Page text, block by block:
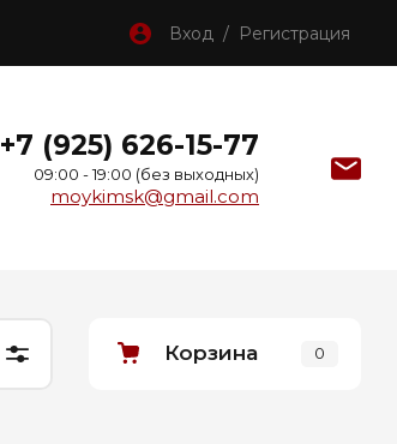
Вход / Регистрация
+7 (925) 626-15-77
09:00 - 19:00 (без выходных)
moykimsk@gmail.com
Корзина 0